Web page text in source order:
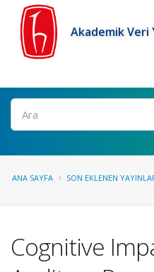
Akademik Veri
Ara
ANA SAYFA SON EKLENEN
Cognitive